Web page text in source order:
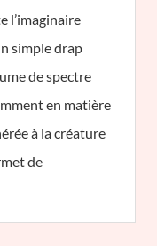
l’imaginaire
simple drap
de spectre
en matière
à la créature
de